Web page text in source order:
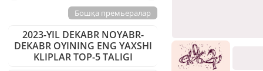
Бошқа премьералар
2023-YIL DEKABR NOYABR-
DEKABR OYINING ENG YAXSHI
KLIPLAR TOP-5 TALIGI